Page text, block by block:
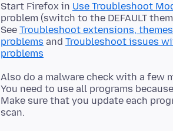
Start Firefox in Use Troubleshoot
problem (switch to the DEFAULT
See Troubleshoot extensions,
problems and Troubleshoot issues
problems
Also do a malware check with a few
You need to use all programs
Make sure that you update each